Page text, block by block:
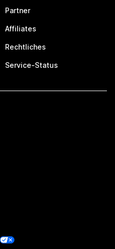
Partner
Affiliates
Rechtliches
Service-Status